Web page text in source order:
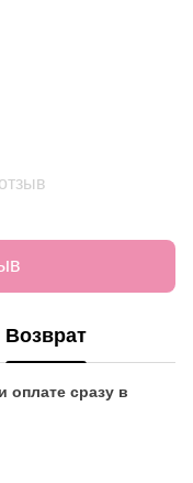
Возврат
оплате сразу в